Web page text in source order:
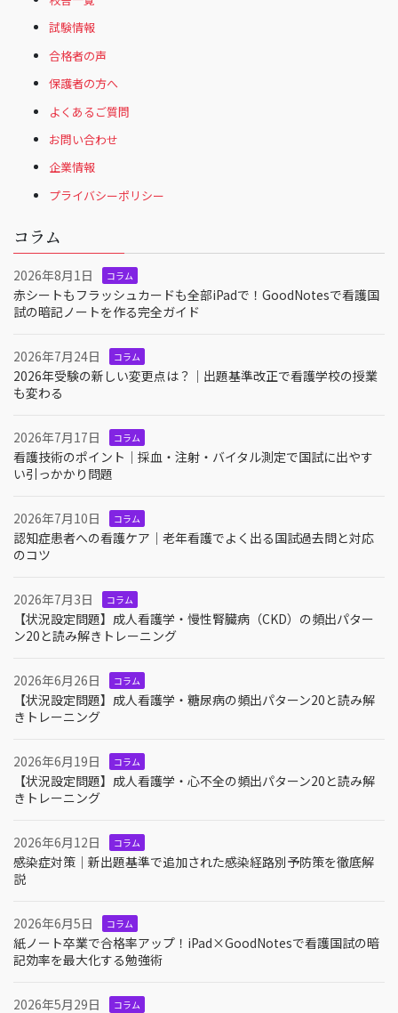
試験情報
合格者の声
保護者の方へ
よくあるご質問
お問い合わせ
企業情報
プライバシーポリシー
コラム
2026年8月1日 コラム
赤シートもフラッシュカードも全部iPadで！GoodNotesで看護国
試の暗記ノートを作る完全ガイド
2026年7月24日 コラム
2026年受験の新しい変更点は？｜出題基準改正で看護学校の授業
も変わる
2026年7月17日 コラム
看護技術のポイント｜採血・注射・バイタル測定で国試に出やす
い引っかかり問題
2026年7月10日 コラム
認知症患者への看護ケア｜老年看護でよく出る国試過去問と対応
のコツ
2026年7月3日 コラム
【状況設定問題】成人看護学・慢性腎臓病（CKD）の頻出パター
ン20と読み解きトレーニング
2026年6月26日 コラム
【状況設定問題】成人看護学・糖尿病の頻出パターン20と読み解
きトレーニング
2026年6月19日 コラム
【状況設定問題】成人看護学・心不全の頻出パターン20と読み解
きトレーニング
2026年6月12日 コラム
感染症対策｜新出題基準で追加された感染経路別予防策を徹底解
説
2026年6月5日 コラム
紙ノート卒業で合格率アップ！iPad×GoodNotesで看護国試の暗
記効率を最大化する勉強術
2026年5月29日 コラム